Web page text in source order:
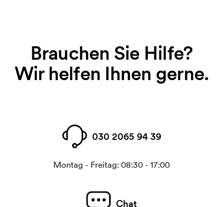
Brauchen Sie Hilfe?
Wir helfen Ihnen gerne.
030 2065 94 39
Montag - Freitag: 08:30 - 17:00
Chat